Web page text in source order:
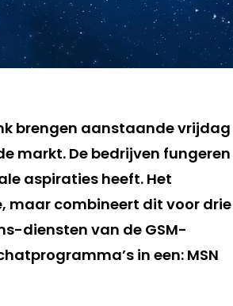
brengen aanstaande vrijdag
markt. De bedrijven fungeren
aspiraties heeft. Het
maar combineert dit voor drie
diensten van de GSM-
in een: MSN